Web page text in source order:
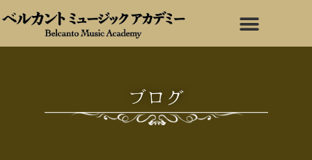
ブログ